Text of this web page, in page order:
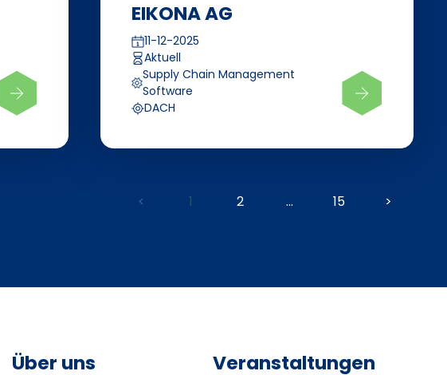
EIKONA AG
11-12-2025
Aktuell
Supply Chain Management
Software
DACH
< 1 2 ... 15 >
Über uns Veranstaltungen